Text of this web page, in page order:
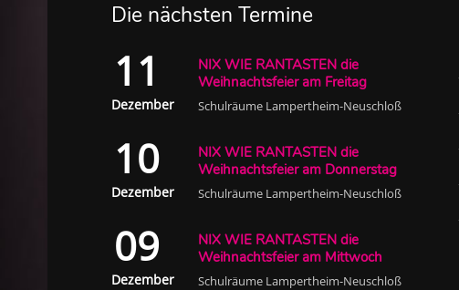
Die nächsten Termine
11
Dezember
NIX WIE RANTASTEN die
Weihnachtsfeier am Freitag
Schulräume Lampertheim-Neuschloß
10
Dezember
NIX WIE RANTASTEN die
Weihnachtsfeier am Donnerstag
Schulräume Lampertheim-Neuschloß
09
Dezember
NIX WIE RANTASTEN die
Weihnachtsfeier am Mittwoch
Schulräume Lampertheim-Neuschloß